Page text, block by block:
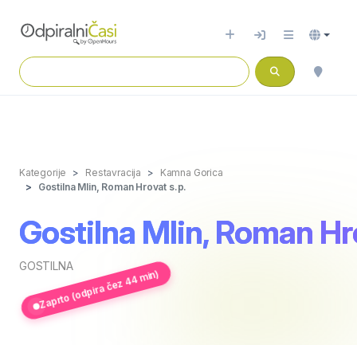
Kategorije Restavracija
Kamna Gorica
Gostilna Mlin, Roman Hrovat s.p.
Gostilna Mlin, Roman
GOSTILNA
Zaprto (odpira čez 44 min)